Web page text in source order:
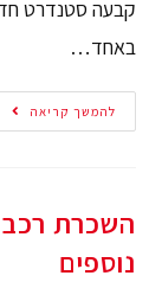
קבעה סטנדרט
באחד…
להמשך קריאה
השכרת רכב
נוספים